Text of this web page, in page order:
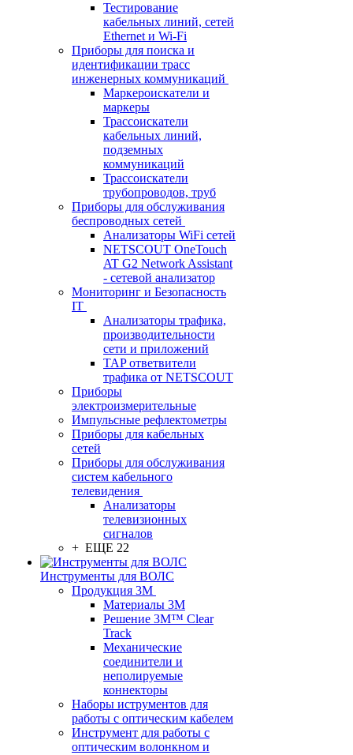
Тестирование
кабельных линий, сетей
Ethernet и Wi-Fi
Приборы для поиска и
идентификации трасс
инженерных коммуникаций
Маркероискатели и
маркеры
Трассоискатели
кабельных линий,
подземных
коммуникаций
Трассоискатели
трубопроводов, труб
Приборы для обслуживания
беспроводных сетей
Анализаторы WiFi сетей
NETSCOUT OneTouch
AT G2 Network Assistant
- сетевой анализатор
Мониторинг и Безопасность
IT
Анализаторы трафика,
производительности
сети и приложений
TAP ответвители
трафика от NETSCOUT
Приборы
электроизмерительные
Импульсные рефлектометры
Приборы для кабельных
сетей
Приборы для обслуживания
систем кабельного
телевидения
Анализаторы
телевизионных
сигналов
+ ЕЩЕ 22
Инструменты для ВОЛС
Продукция 3M
Материалы 3М
Решение 3M™ Clear
Track
Механические
соединители и
неполируемые
коннекторы
Наборы иструментов для
работы с оптическим кабелем
Инструмент для работы с
оптическим волонкном и